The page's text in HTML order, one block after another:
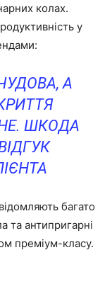
колах.
у
А
ШКОДА
багато
та антипригарні
преміум-класу.